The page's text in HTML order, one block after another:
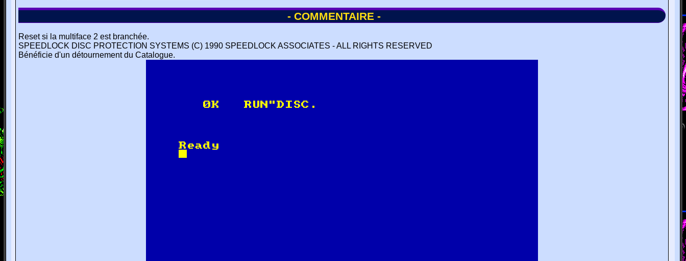
- COMMENTAIRE -
Reset si la multiface 2 est branchée.
SPEEDLOCK DISC PROTECTION SYSTEMS (C) 1990 SPEEDLOCK ASSOCIATES - ALL RIGHTS RESERVED
Bénéficie d'un détournement du Catalogue.